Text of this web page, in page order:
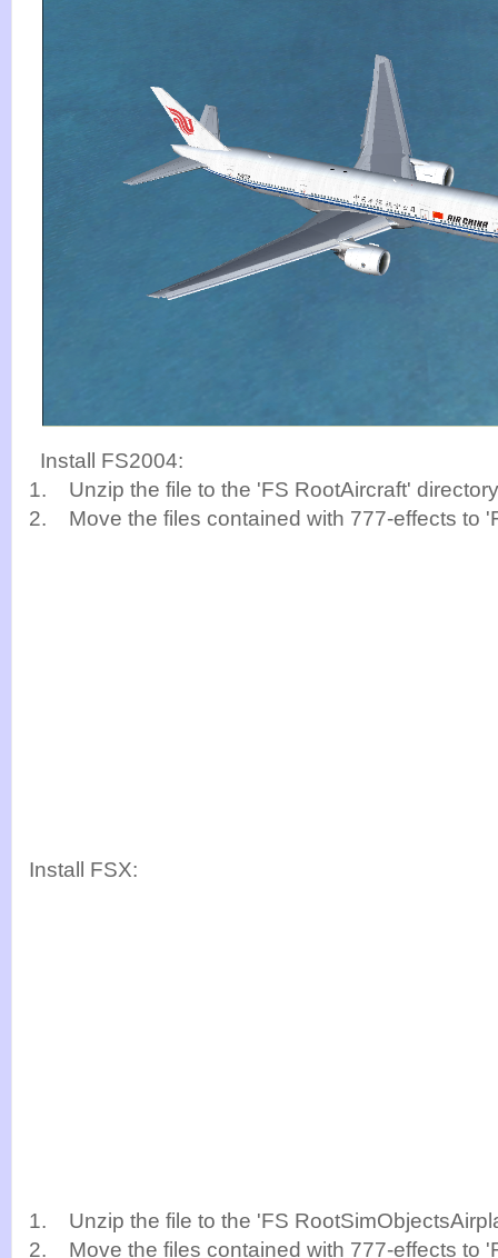
Install FS2004:
1. Unzip the file to the 'FS RootAircraft'
2. Move the files contained with 777-effects to
Install FSX:
1. Unzip the file to the 'FS
2. Move the files contained with 777-effects to